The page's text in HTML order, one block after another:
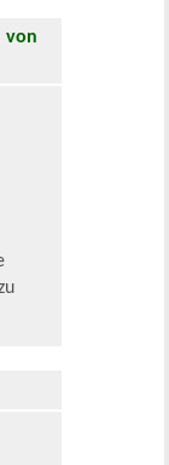
von